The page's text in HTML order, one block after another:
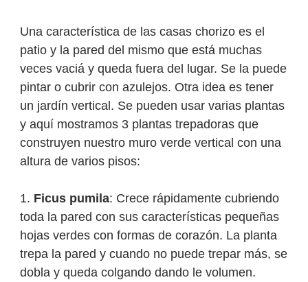
Una característica de las casas chorizo es el
patio y la pared del mismo que está muchas
veces vaciá y queda fuera del lugar. Se la puede
pintar o cubrir con azulejos. Otra idea es tener
un jardín vertical. Se pueden usar varias plantas
y aquí mostramos 3 plantas trepadoras que
construyen nuestro muro verde vertical con una
altura de varios pisos:
1. Ficus pumila: Crece rápidamente cubriendo
toda la pared con sus características pequeñas
hojas verdes con formas de corazón. La planta
trepa la pared y cuando no puede trepar más, se
dobla y queda colgando dando le volumen.